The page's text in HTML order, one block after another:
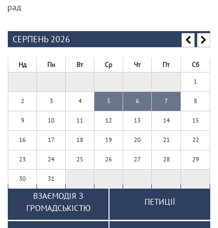
рад
СЕРПЕНЬ 2026
Нд Пн Вт Ср Чт Пт Сб
1
2 3 4 5 6 7 8
9 10 11 12 13 14 15
16 17 18 19 20 21 22
23 24 25 26 27 28 29
30 31
ВЗАЄМОДІЯ З
ГРОМАДСЬКІСТЮ
ПЕТИЦІЇ